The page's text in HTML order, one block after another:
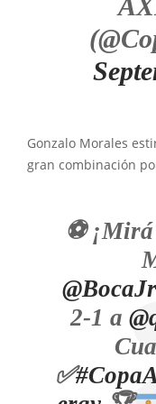
Gonzalo Morales
gran combinación
⚽
2-1 a
✅